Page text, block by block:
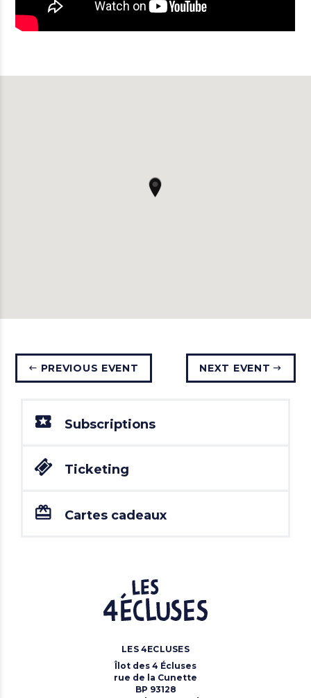
PREVIOUS EVENT NEXT EVENT
Subscriptions
Ticketing
Cartes cadeaux
LES 4ECLUSES
Îlot des 4 Écluses
rue de la Cunette
BP 93128